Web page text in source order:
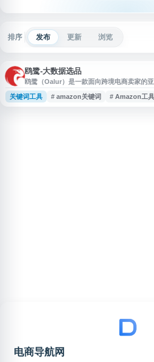
排序 发布 更新 浏览
鸥鹭-大数据选品
鸥鹭（Oalur）是一款面向跨境电商卖家的
供选品分析、关键词研究、关键词优化、市
卖家了解亚马逊平台商品趋势、竞争情况和
关键词工具 # amazon关键词 # Amazon工具
电商导航网